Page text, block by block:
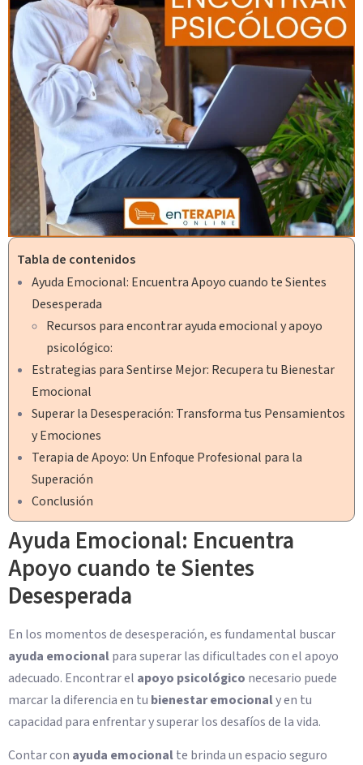
Tabla de contenidos
Ayuda Emocional: Encuentra Apoyo cuando te Sientes
Desesperada
Recursos para encontrar ayuda emocional y apoyo
psicológico:
Estrategias para Sentirse Mejor: Recupera tu Bienestar
Emocional
Superar la Desesperación: Transforma tus Pensamientos
y Emociones
Terapia de Apoyo: Un Enfoque Profesional para la
Superación
Conclusión
Ayuda Emocional: Encuentra
Apoyo cuando te Sientes
Desesperada
En los momentos de desesperación, es fundamental buscar
ayuda emocionalpara superar las dificultades con el apoyo
adecuado. Encontrar el apoyo psicológico necesario puede
marcar la diferencia en tu bienestar emocionaly en tu
capacidad para enfrentar y superar los desafíos de la vida.
Contar con ayuda emocionalte brinda un espacio seguro